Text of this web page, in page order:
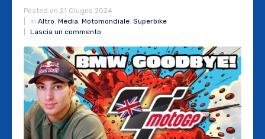
Posted on 21 Giugno 2024
In Altro, Media, Motomondiale, Superbike
Lascia un commento